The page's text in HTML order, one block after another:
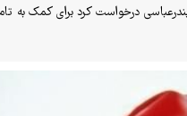
درخواست کرد برای کمک به